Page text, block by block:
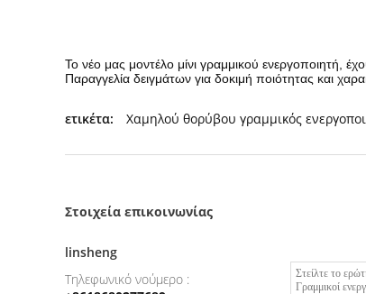
Το νέο μας μοντέλο μίνι γραμμικού ενεργοποιητή,
Παραγγελία δειγμάτων για δοκιμή ποιότητας και
ετικέτα: Χαμηλού θορύβου γραμμικός
Στοιχεία επικοινωνίας
linsheng
Τηλεφωνικό νούμερο :